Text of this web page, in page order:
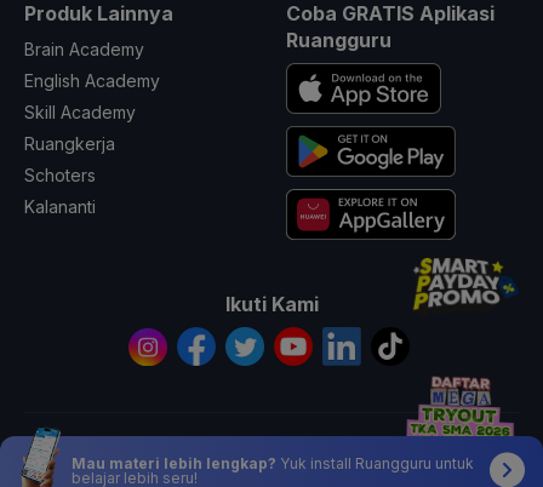
Produk Lainnya
Brain Academy
English Academy
Skill Academy
Ruangkerja
Schoters
Kalananti
Coba GRATIS Aplikasi
Ruangguru
Ikuti Kami
© 2026 All Rights Reserved PT. Ruang Raya Indonesia
Mau materi lebih lengkap? Yuk install Ruangguru untuk
belajar lebih seru!